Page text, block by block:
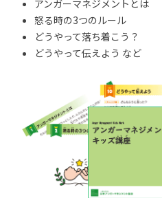
アンガーマネジメントとは
怒る時の3つのルール
どうやって落ち着こう？
どうやって伝えよう など